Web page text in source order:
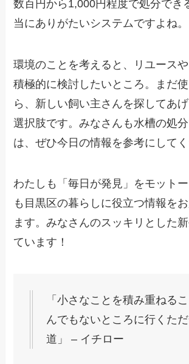
数百円から1,000円程度で処分でき
当にありがたいシステムですよね。
環境のことを考えると、リユース
積極的に検討したいところ。まだ
ら、新しい飼い主さんを探してあ
選択肢です。みなさんも水槽の処
は、ぜひ今日の情報を参考にして
わたしも「毎日が発見」をモット
も目黒区の暮らしに役立つ情報を
ます。みなさんのスッキリとした
ています！
「小さなことを積み重ねる
んでもないところに行くた
道」 – イチロー